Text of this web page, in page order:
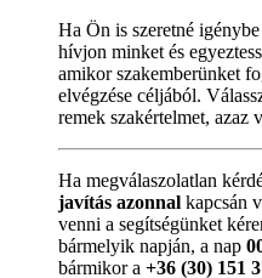
Ha Ön is szeretné
hívjon minket és
amikor szakemberünket
elvégzése céljából.
remek szakértelmet, azaz
Ha megválaszolatlan
javítás azonnal kapcsán
venni a segítségünket
bármelyik napján, a nap
bármikor a +36 (30) 151